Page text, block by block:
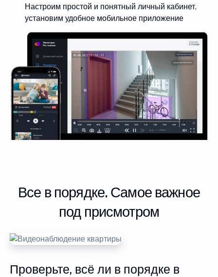
Настроим простой и понятный личный кабинет,
установим удобное мобильное приложение
Все в порядке. Самое важное
под присмотром
Проверьте, всё ли в порядке в